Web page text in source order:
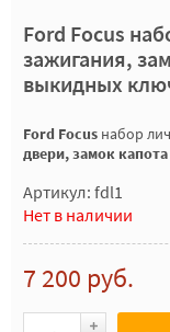
Ford Focus
зажигания,
выкидных
Ford Focus набор
двери, замок капота
Артикул: fdl1
Нет в наличии
7 200 руб.